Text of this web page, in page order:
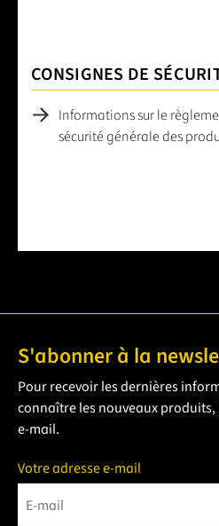
CONSIGNES DE
Informations sur le
sécurité générale des
S'abonner à la
Pour recevoir les dernières
connaître les nouveaux
e-mail.
Votre adresse e-mail